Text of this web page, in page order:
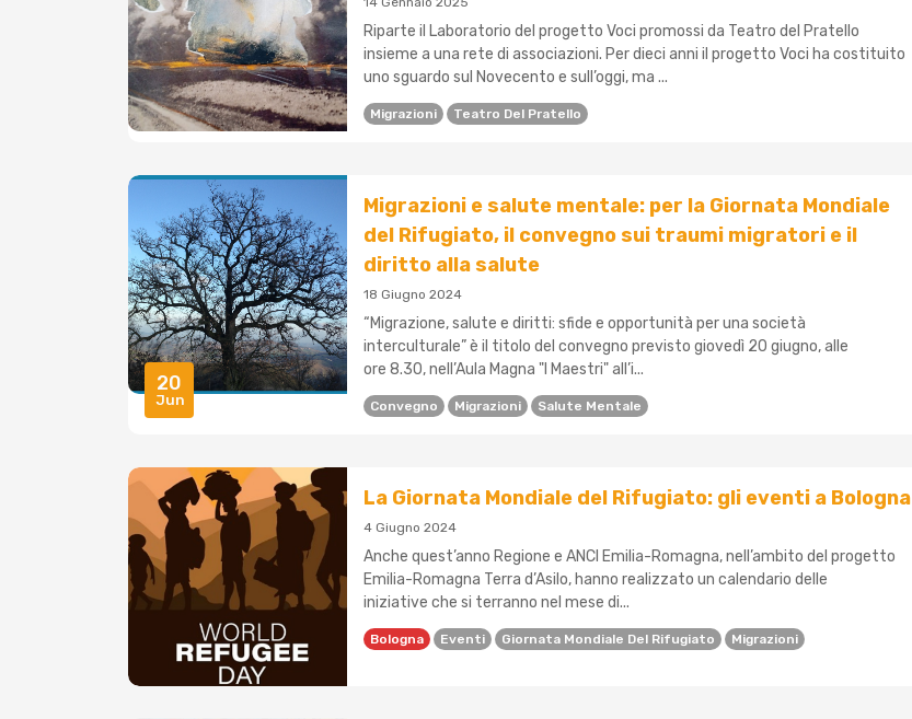
Riparte il Laboratorio del progetto Voci promossi da Teatro del Pratello
insieme a una rete di associazioni. Per dieci anni il progetto Voci ha costituito
uno sguardo sul Novecento e sull’oggi, ma ...
Migrazioni Teatro Del Pratello
20
Jun
Migrazioni e salute mentale: per la Giornata Mondiale
del Rifugiato, il convegno sui traumi migratori e il
diritto alla salute
18 Giugno 2024
“Migrazione, salute e diritti: sfide e opportunità per una società
interculturale” è il titolo del convegno previsto giovedì 20 giugno, alle
ore 8.30, nell’Aula Magna "I Maestri" all’i...
Convegno Migrazioni Salute Mentale
La Giornata Mondiale del Rifugiato: gli eventi a Bologna
4 Giugno 2024
Anche quest’anno Regione e ANCI Emilia-Romagna, nell’ambito del progetto
Emilia-Romagna Terra d’Asilo, hanno realizzato un calendario delle
iniziative che si terranno nel mese di...
Bologna Eventi Giornata Mondiale Del Rifugiato Migrazioni